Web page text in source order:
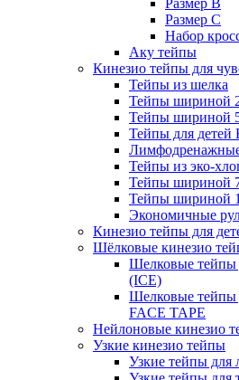
Размер B
Размер С
Набор
Аку тейпы
Кинезио тейпы для
Тейпы из шелка
Тейпы шириной
Тейпы шириной
Тейпы для детей
Тейпы из эко-
Тейпы шириной
Тейпы шириной
Экономичные
Кинезио тейпы для
Шёлковые кинезио
Шелковые тейпы
(ICE)
Шелковые тейпы
FACE TAPE
Нейлоновые кинезио
Узкие кинезио тейпы
Узкие тейпы для